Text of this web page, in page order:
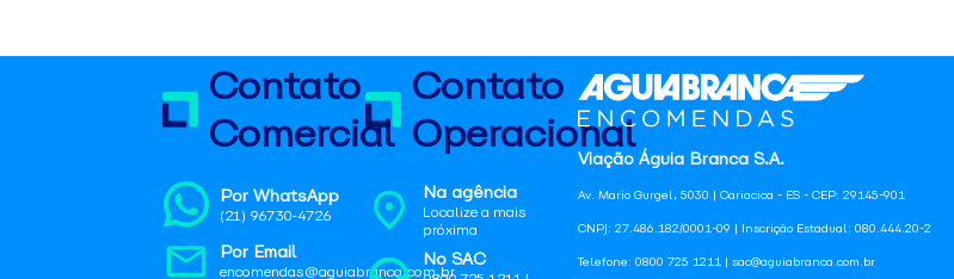
Viação Águia Branca S.A.
Av. Mario Gurgel, 5030 | Cariacica - ES - CEP: 29145-901
CNPJ: 27.486.182/0001-09 | Inscrição Estadual: 080.444.20-2
Telefone: 0800 725 1211 | sac@aguiabranca.com.br
Contato
Comercial
Por WhatsApp
(21) 96730-4726
Por Email
encomendas@aguiabranca.com.br
Contato
Operacional
Na agência
Localize a mais
próxima
No SAC